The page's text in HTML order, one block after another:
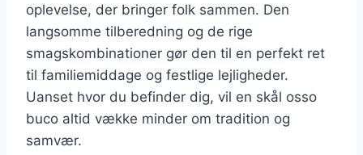
oplevelse, der bringer folk sammen. Den
langsomme tilberedning og de rige
smagskombinationer gør den til en perfekt ret
til familiemiddage og festlige lejligheder.
Uanset hvor du befinder dig, vil en skål osso
buco altid vække minder om tradition og
samvær.